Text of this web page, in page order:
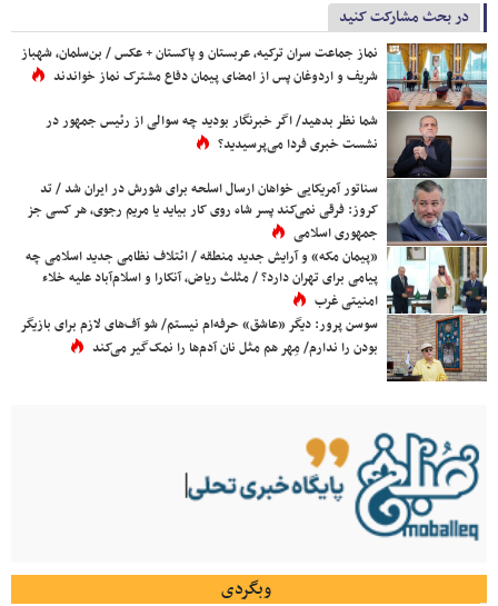
در بحث مشارکت کنید
نماز جماعت سران ترکیه، عربستان و پاکستان + عکس / بن‌سلمان، شهباز
شریف و اردوغان پس از امضای پیمان دفاع مشترک نماز خواندند
شما نظر بدهید/ اگر خبرنگار بودید چه سوالی از رئیس جمهور در
نشست خبری فردا می‌پرسیدید؟
سناتور آمریکایی خواهان ارسال اسلحه برای شورش در ایران شد / تد
کروز: فرقی نمی‌کند پسر شاه روی کار بیاید یا مریم رجوی، هر کسی جز
جمهوری اسلامی
«پیمان مکه» و آرایش جدید منطقه / ائتلاف نظامی جدید اسلامی چه
پیامی برای تهران دارد؟ / مثلث ریاض، آنکارا و اسلام‌آباد علیه خلاء
امنیتی غرب
سوسن پرور: دیگر «عاشق» حرفه‌ام نیستم/ شو آف‌های لازم برای بازیگر
بودن را ندارم/ مِهر هم مثل نان آدم‌ها را نمک‌گیر می‌کند
وبگردی